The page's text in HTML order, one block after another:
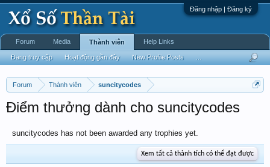
Đăng nhập | Đăng ký
Forum Thành viên suncitycodes
Điểm thưởng dành cho suncitycodes
suncitycodes has not been awarded any trophies yet.
Xem tất cả thành tích có thể đạt được
Forum Media Thành viên
Đang truy cập Hoạt động gần đây New Profile Posts
Help Links